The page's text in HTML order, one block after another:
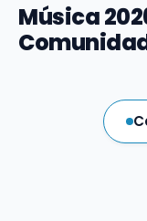
Música